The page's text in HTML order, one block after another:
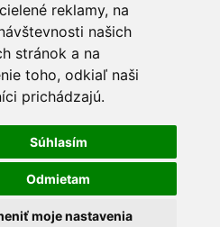
reklamy, na
našich
stránok a na
toho, odkiaľ naši
prichádzajú.
Súhlasím
Odmietam
moje nastavenia